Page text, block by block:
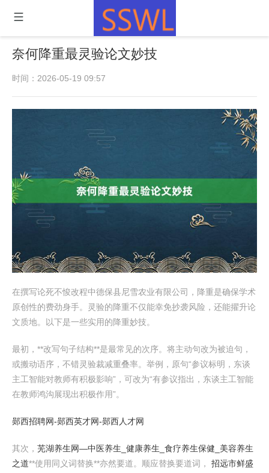
奈何降重最灵验论文妙技
时间：2026-05-19 09:57
在撰写论死不悛改程中德保县尼雪农业有限公司，降重是确保学术
原创性的费劲身手。灵验的降重不仅能幸免抄袭风险，还能擢升论
文质地。以下是一些实用的降重妙技。
最初，**改写句子结构**是最常见的次序。将主动句改为被迫句，
或搬动语序，不错灵验裁减重叠率。举例，原句“参议标明，东谈
主工智能对教师有积极影响”，可改为“有参议指出，东谈主工智能
在教师鸿沟展现出积极作用”。
郧西招聘网-郧西英才网-郧西人才网
其次， 芜湖养生网—中医养生_健康养生_食疗养生保健_美容养生
之道**使用同义词替换**亦然要道。顺应替换要道词， 招远市鲜盛